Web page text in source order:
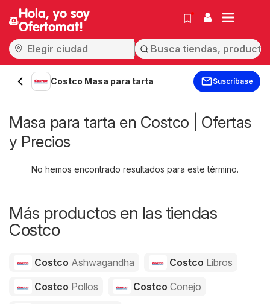
Hola, yo soy
Ofertomat!
Costco Masa para tarta Suscríbase
Masa para tarta en Costco | Ofertas
y Precios
No hemos encontrado resultados para este término.
Más productos en las tiendas
Costco
Costco Ashwagandha Costco Libros
Costco Pollos Costco Conejo